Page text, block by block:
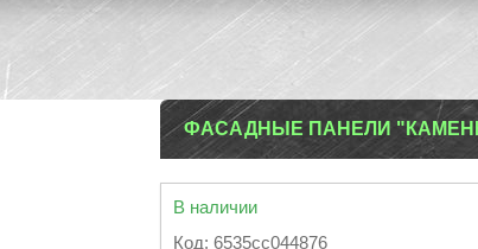
ФАСАДНЫЕ ПАНЕЛИ
В наличии
Код: 6535cc044876